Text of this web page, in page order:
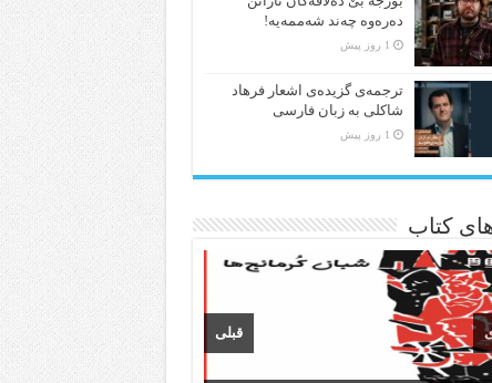
دەرەوە چەند شەممەیە!
1 روز پیش
ترجمه‌ی گزیده‌‌ی اشعار فرهاد
شاکلی به زبان فارسی
1 روز پیش
کتاب
قبلی